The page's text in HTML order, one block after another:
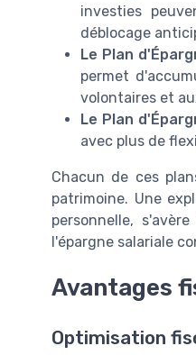
investies
déblocage
Le Plan
permet
volontaires et
Le Plan
avec plus de
Chacun de ces
patrimoine. Une
personnelle,
l'épargne salariale
Avantages
Optimisation